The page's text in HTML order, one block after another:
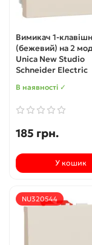
Вимикач 1-
(бежевий) на 2
Unica New Studio
Schneider Electric
В наявності ✓
185 грн.
У кошик
NU320544